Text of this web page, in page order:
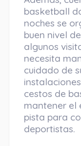
basketball
noches se
buen nivel
algunos
necesita
cuidado de
cestos de
mantener el
pista para
deportistas.